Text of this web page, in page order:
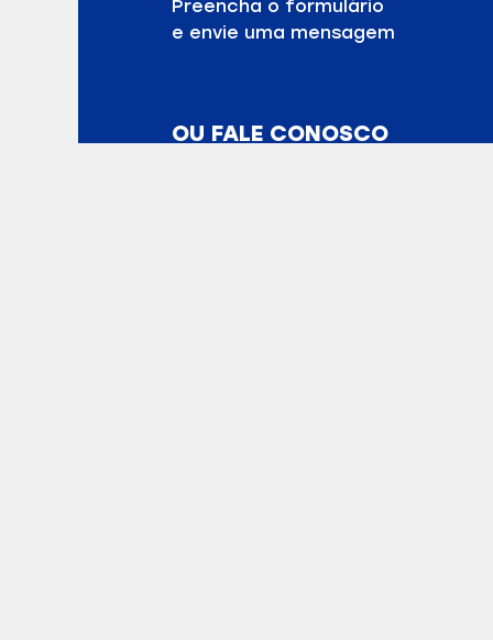
Preencha o formulário
e envie uma mensagem
OU FALE CONOSCO